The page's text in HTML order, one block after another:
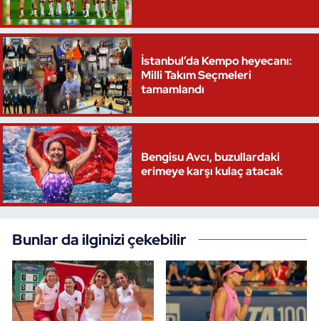
İstanbul’da Kempo heyecanı:
Milli Takım Seçmeleri
tamamlandı
Bengisu Avcı, buzullardaki
erimeye karşı kulaç atacak
Bunlar da ilginizi çekebilir
Triatlon
Voleybol
Vücut Geliştirme Fitness
Wushu Kungfu
Yelken
Yüzme